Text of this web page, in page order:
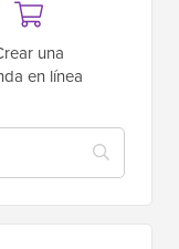
una
en línea